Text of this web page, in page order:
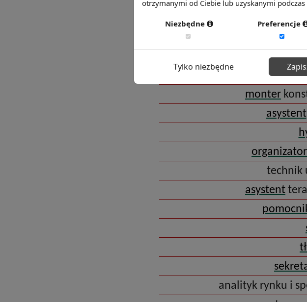
inżynier
monter
asystent
organizator
technik
asystent
analityk rynku i
otrzymanymi od Ciebie lub uzyskanymi podczas
Niezbędne Preferencje
Tylko niezbędne